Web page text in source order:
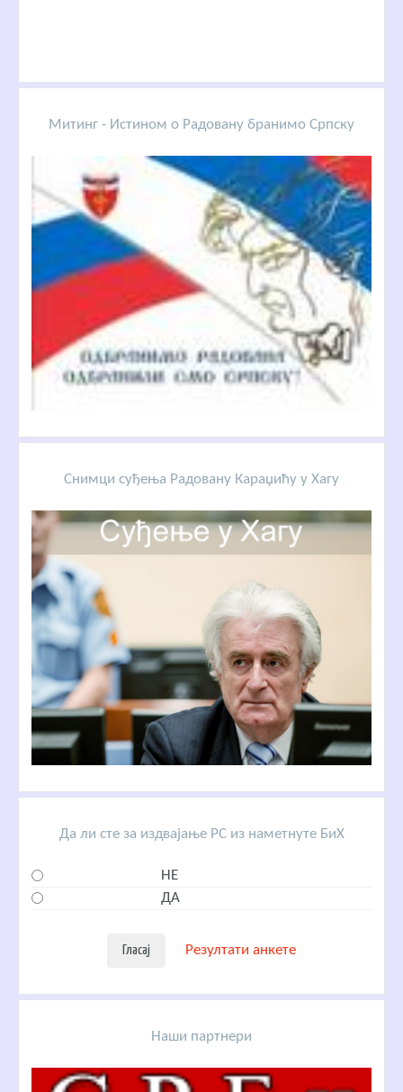
Митинг - Истином о Радовану бранимо Српску
Снимци суђења Радовану Караџићу у Хагу
Да ли сте за издвајање РС из наметнуте БиХ
НЕ
ДА
Резултати анкете
Наши партнери